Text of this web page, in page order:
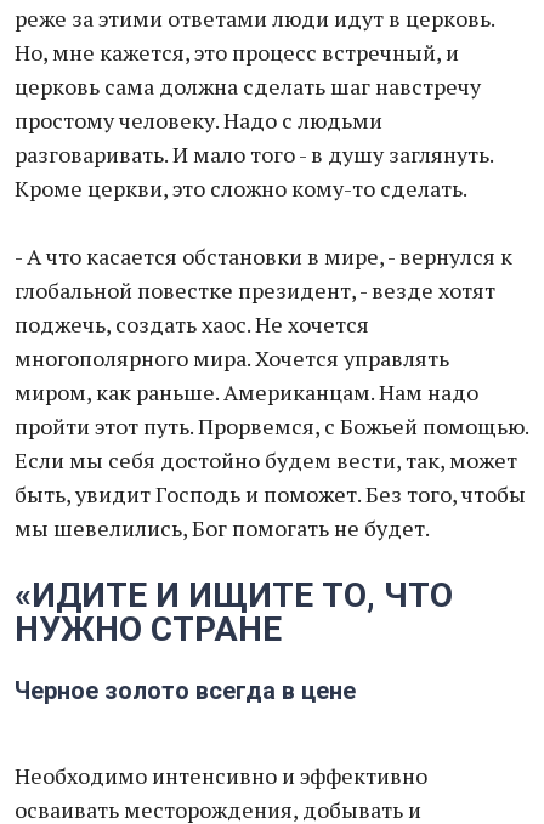
реже за этими ответами люди идут в церковь.
Но, мне кажется, это процесс встречный, и
церковь сама должна сделать шаг навстречу
простому человеку. Надо с людьми
разговаривать. И мало того - в душу заглянуть.
Кроме церкви, это сложно кому-то сделать.
- А что касается обстановки в мире, - вернулся к
глобальной повестке президент, - везде хотят
поджечь, создать хаос. Не хочется
многополярного мира. Хочется управлять
миром, как раньше. Американцам. Нам надо
пройти этот путь. Прорвемся, с Божьей помощью.
Если мы себя достойно будем вести, так, может
быть, увидит Господь и поможет. Без того, чтобы
мы шевелились, Бог помогать не будет.
«ИДИТЕ И ИЩИТЕ ТО, ЧТО
НУЖНО СТРАНЕ
Черное золото всегда в цене
Необходимо интенсивно и эффективно
осваивать месторождения, добывать и